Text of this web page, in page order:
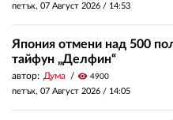
петък, 07 Август 2026 / 14:53
Япония отмени над 500
тайфун „Делфин“
автор: Дума visibility 4900
петък, 07 Август 2026 / 14:05